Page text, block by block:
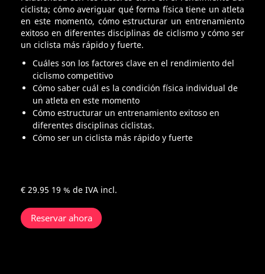
ciclista; cómo averiguar qué forma física tiene un atleta
en este momento, cómo estructurar un entrenamiento
exitoso en diferentes disciplinas de ciclismo y cómo ser
un ciclista más rápido y fuerte.
Cuáles son los factores clave en el rendimiento del
ciclismo competitivo
Cómo saber cuál es la condición física individual de
un atleta en este momento
Cómo estructurar un entrenamiento exitoso en
diferentes disciplinas ciclistas.
Cómo ser un ciclista más rápido y fuerte
€ 29.95 19 % de IVA incl.
Reservar ahora